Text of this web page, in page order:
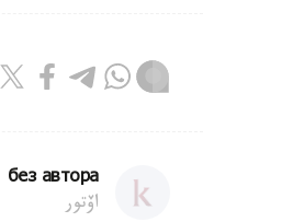
без автора
اۆتور